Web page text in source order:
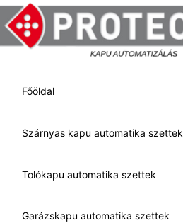
Skip
to
content
Főöldal
Szárnyas kapu automatika szettek
Tolókapu automatika szettek
Garázskapu automatika szettek